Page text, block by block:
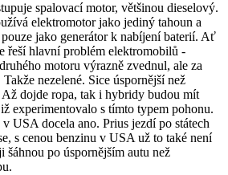
spalovací motor, většinou dieselový.
elektromotor jako jediný tahoun a
jako generátor k nabíjení baterií. Ať
řeší hlavní problém elektromobilů -
motoru výrazně zvednul, ale za
nezelené. Sice úspornější než
dojde ropa, tak i hybridy budou mít
experimentovalo s tímto typem pohonu.
USA docela ano. Prius jezdí po státech
s cenou benzinu v USA už to také není
šáhnou po úspornějším autu než